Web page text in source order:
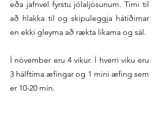
eða jafnvel fyrstu jólaljósunum. Tími til
að hlakka til og skipuleggja hátíðirnar
en ekki gleyma að rækta líkama og sál.
​Í nóvember eru 4 vikur. Í hverri viku eru
3 hálftíma æfingar og 1 mini æfing sem
er 10-20 mín.